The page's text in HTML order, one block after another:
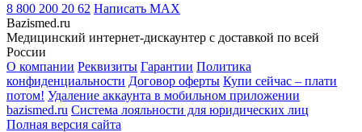
8 800 200 20 62 Написать MAX
Bazismed.ru
Медицинский интернет-дискаунтер с доставкой по всей
России
О компании Реквизиты Гарантии Политика
конфиденциальности Договор оферты Купи сейчас – плати
потом! Удаление аккаунта в мобильном приложении
bazismed.ru Система лояльности для юридических лиц
Полная версия сайта